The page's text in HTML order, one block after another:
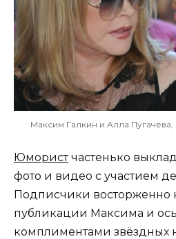
Максим Галкин и Алла
Юмористчастенько
фото и видео с участием
Подписчики восторженно
публикации Максима и
комплиментами звёздных